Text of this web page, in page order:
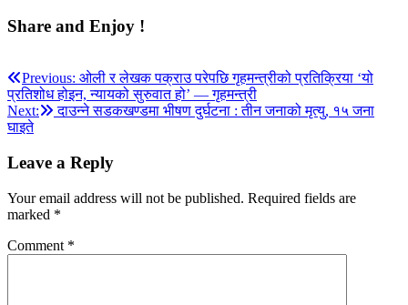
Share and Enjoy !
Post
navigation
Previous: ओली र लेखक पक्राउ परेपछि गृहमन्त्रीको प्रतिक्रिया ‘यो
प्रतिशोध होइन, न्यायको सुरुवात हो’ — गृहमन्त्री
Next:
दाउन्ने सडकखण्डमा भीषण दुर्घटना : तीन जनाको मृत्यु, १५ जना
घाइते
Leave a Reply
Your email address will not be published. Required fields are
marked *
Comment *